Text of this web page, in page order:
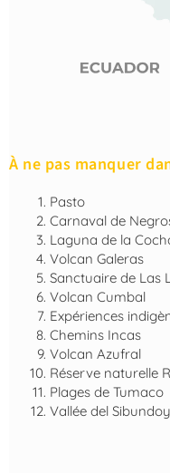
À ne pas manquer
Pasto
Carnaval de
Laguna de la
Volcan Galeras
Sanctuaire de Las
Volcan Cumbal
Expériences
Chemins Incas
Volcan Azufral
Réserve naturelle
Plages de Tumaco
Vallée del Sibundoy